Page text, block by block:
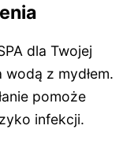
dla Twojej
z mydłem.
pomoże
infekcji.